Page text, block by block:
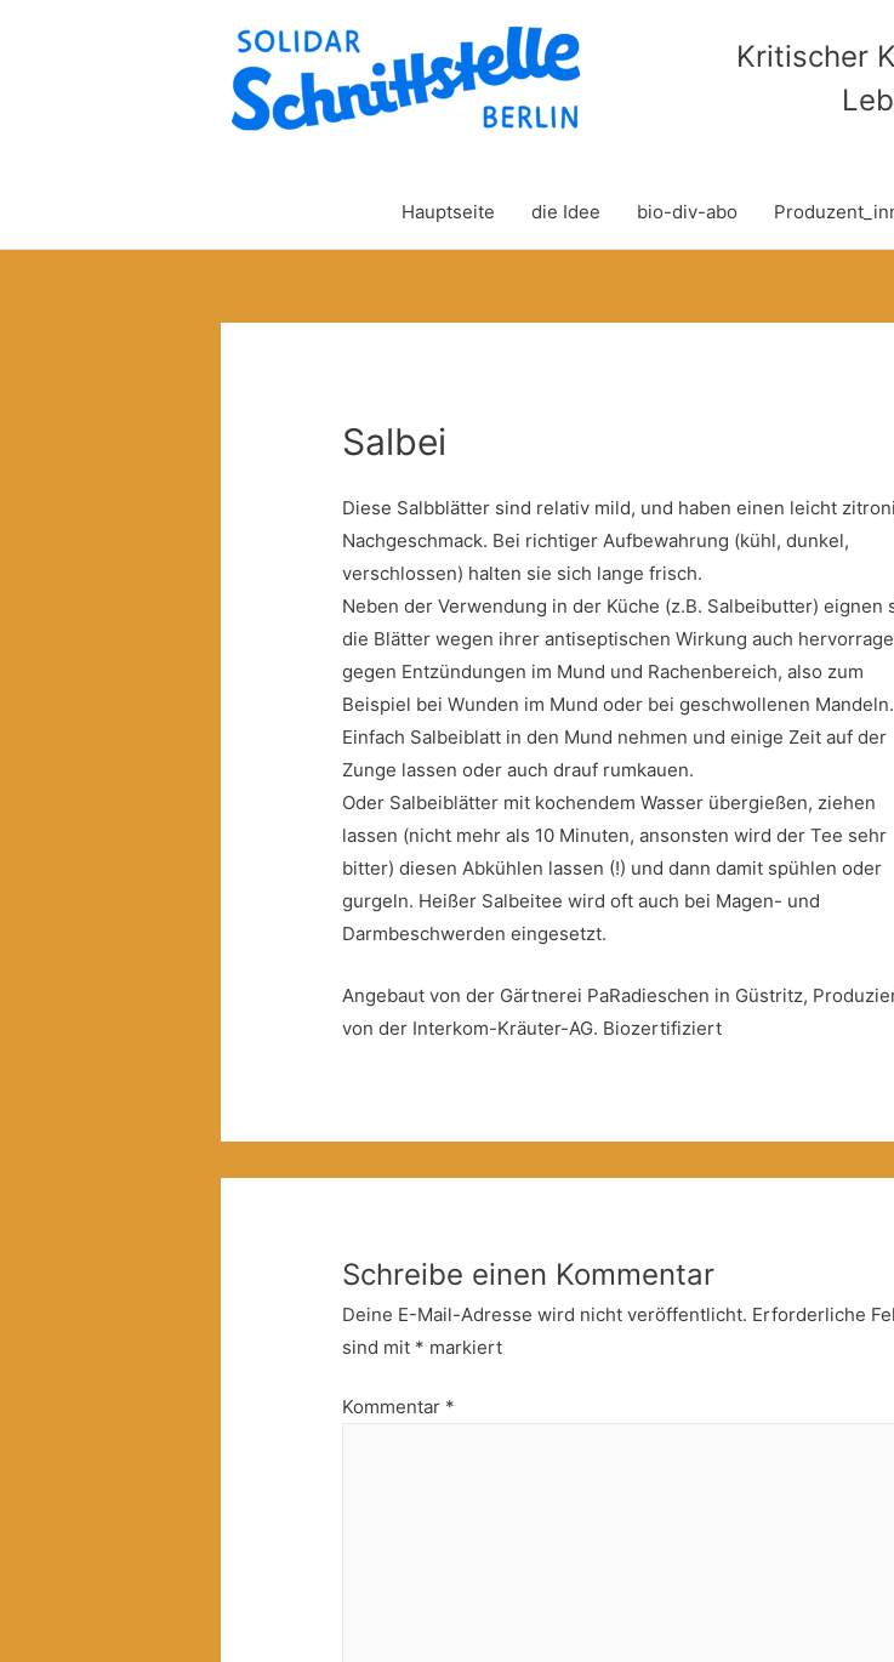
Kritischer
Hauptseite die Idee bio-div-abo
Salbei
Diese Salbblätter sind relativ mild, und haben einen leicht
Nachgeschmack. Bei richtiger Aufbewahrung (kühl, dunkel,
verschlossen) halten sie sich lange frisch.
Neben der Verwendung in der Küche (z.B. Salbeibutter) eignen
die Blätter wegen ihrer antiseptischen Wirkung auch
gegen Entzündungen im Mund und Rachenbereich, also zum
Beispiel bei Wunden im Mund oder bei geschwollenen Mandeln.
Einfach Salbeiblatt in den Mund nehmen und einige Zeit auf der
Zunge lassen oder auch drauf rumkauen.
Oder Salbeiblätter mit kochendem Wasser übergießen, ziehen
lassen (nicht mehr als 10 Minuten, ansonsten wird der Tee sehr
bitter) diesen Abkühlen lassen (!) und dann damit spühlen oder
gurgeln. Heißer Salbeitee wird oft auch bei Magen- und
Darmbeschwerden eingesetzt.
Angebaut von der Gärtnerei PaRadieschen in Güstritz,
von der Interkom-Kräuter-AG. Biozertifiziert
Schreibe einen Kommentar
Deine E-Mail-Adresse wird nicht veröffentlicht. Erforderliche
sind mit * markiert
Kommentar *